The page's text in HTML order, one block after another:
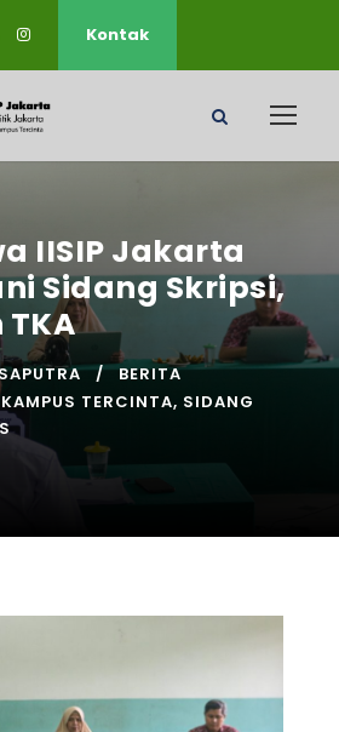
Kontak
IISIP Jakarta
Sidang Skripsi,
BERITA
KAMPUS TERCINTA, SIDANG